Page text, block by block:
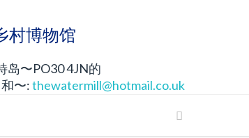
村博物馆
岛〜PO30 4JN的
〜:thewatermill@hotmail.co.uk